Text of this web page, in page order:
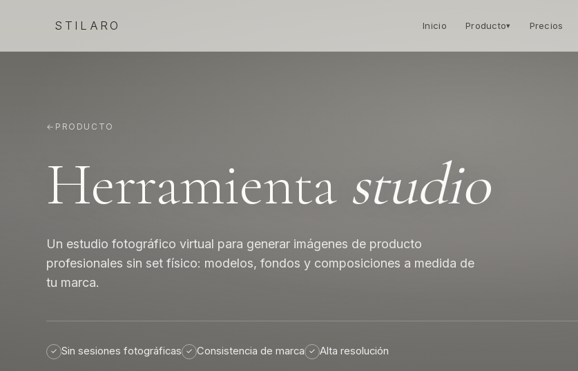
STILARO Inicio Producto▾ Precios
← PRODUCTO
Herramienta studio
Un estudio fotográfico virtual para generar imágenes de producto
profesionales sin set físico: modelos, fondos y composiciones a medida de
tu marca.
✓ Sin sesiones fotográficas ✓ Consistencia de marca ✓ Alta resolución